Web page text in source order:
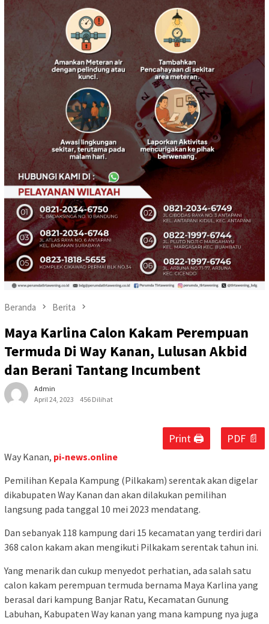
Beranda Berita
Maya Karlina Calon Kakam Perempuan
Termuda Di Way Kanan, Lulusan Akbid
dan Berani Tantang Incumbent
Admin
April 24, 2023
456 Dilihat
Print 🖨 PDF 📄
Way Kanan, pi-news.online
Pemilihan Kepala Kampung (Pilkakam) serentak akan digelar
dikabupaten Way Kanan dan akan dilakukan pemilihan
langsung pada tanggal 10 mei 2023 mendatang.
Dan sebanyak 118 kampung dari 15 kecamatan yang terdiri dari
368 calon kakam akan mengikuti Pilkakam serentak tahun ini.
Yang menarik dan cukup menyedot perhatian, ada salah satu
calon kakam perempuan termuda bernama Maya Karlina yang
berasal dari kampung Banjar Ratu, Kecamatan Gunung
Labuhan, Kabupaten Way kanan yang mana kampung nya juga